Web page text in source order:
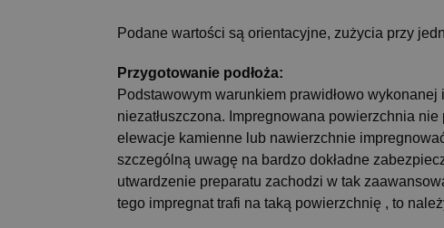
Podane wartości są orientacyjne, zużycia przy
Przygotowanie podłoża:
Podstawowym warunkiem prawidłowo
niezatłuszczona. Impregnowana powierzchnia
elewacje kamienne lub nawierzchnie
szczególną uwagę na bardzo dokładne
utwardzenie preparatu zachodzi w tak
tego impregnat trafi na taką powierzchnię , to